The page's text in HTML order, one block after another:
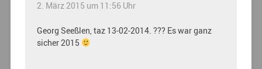
2. März 2015 um 11:56 Uhr
Georg Seeßlen, taz 13-02-2014. ??? Es war ganz
sicher 2015